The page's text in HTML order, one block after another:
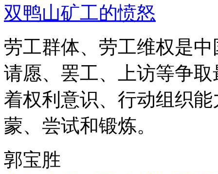
双鸭山矿工的愤怒
劳工群体、劳工维权是
请愿、罢工、上访等争
着权利意识、行动组织
蒙、尝试和锻炼。
郭宝胜